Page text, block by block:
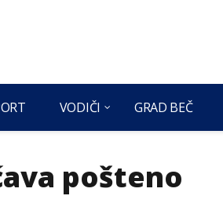
VODIČI GRAD BEČ
pošteno